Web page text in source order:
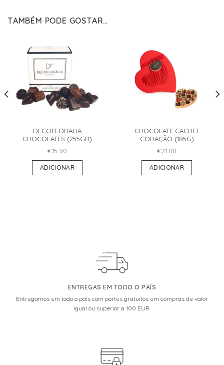
TAMBÉM PODE GOSTAR…
DECOFLORALIA
CHOCOLATES (255GR)
€15.90
ADICIONAR
CHOCOLATE CACHET
CORAÇÃO (185G)
€21.00
ADICIONAR
ENTREGAS EM TODO O PAÍS
Entregamos em todo o país com portes gratuitos em compras de valor
igual ou superior a 100 EUR.